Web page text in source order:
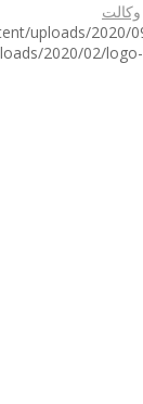
وکالت
uploads/2020/
2020/02/